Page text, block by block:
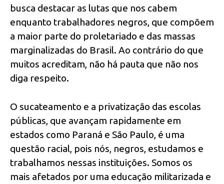
busca destacar as lutas que nos cabem
enquanto trabalhadores negros, que compõem
a maior parte do proletariado e das massas
marginalizadas do Brasil. Ao contrário do que
muitos acreditam, não há pauta que não nos
diga respeito.
O sucateamento e a privatização das escolas
públicas, que avançam rapidamente em
estados como Paraná e São Paulo, é uma
questão racial, pois nós, negros, estudamos e
trabalhamos nessas instituições. Somos os
mais afetados por uma educação militarizada e